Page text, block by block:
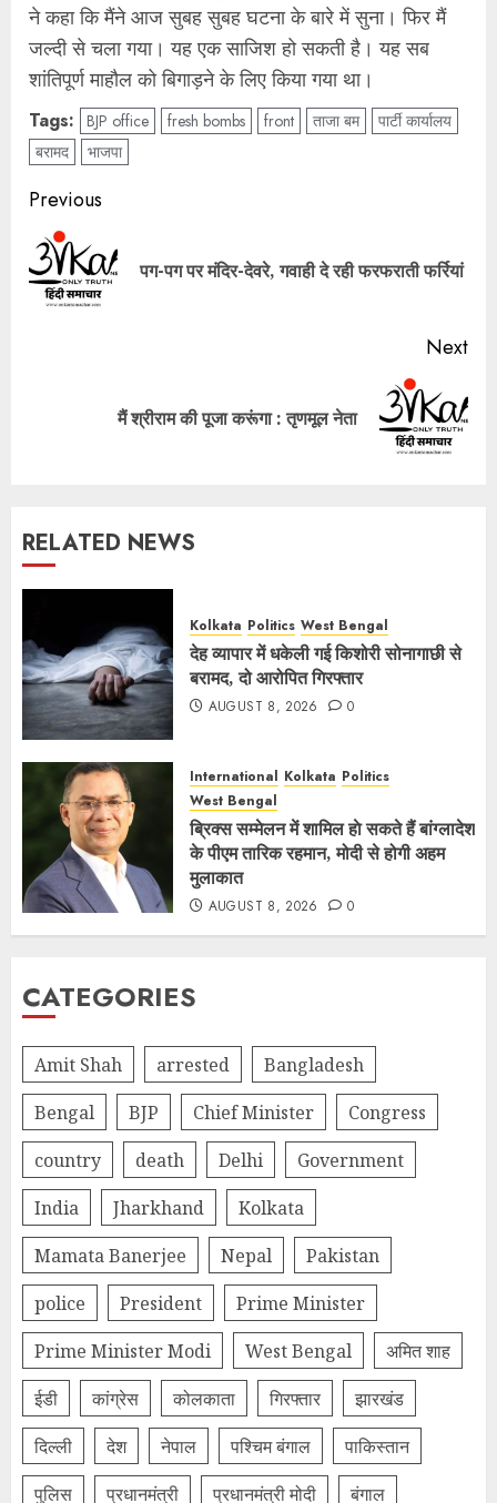
ने कहा कि मैंने आज सुबह सुबह घटना के बारे में सुना। फिर मैं
जल्दी से चला गया। यह एक साजिश हो सकती है। यह सब
शांतिपूर्ण माहौल को बिगाड़ने के लिए किया गया था।
Tags: BJP office fresh bombs front ताजा बम
पार्टी कार्यालय
बरामद
भाजपा
Post
navigation
Previous
पग-पग पर मंदिर-देवरे, गवाही दे रही फरफराती फर्रियां
Next
मैं श्रीराम की पूजा करूंगा : तृणमूल नेता
RELATED NEWS
Kolkata Politics West Bengal
देह व्यापार में धकेली गई किशोरी सोनागाछी से
बरामद, दो आरोपित गिरफ्तार
AUGUST 8, 2026 0
International Kolkata Politics
West Bengal
ब्रिक्स सम्मेलन में शामिल हाे सकते हैं बांग्लादेश
के पीएम तारिक रहमान, मोदी से होगी अहम
मुलाकात
AUGUST 8, 2026 0
CATEGORIES
Amit Shah arrested
Bangladesh
Bengal
BJP Chief Minister
Congress
country
death Delhi
Government
India
Jharkhand
Kolkata
Mamata Banerjee
Nepal
Pakistan
police
President
Prime Minister
Prime Minister Modi
West Bengal
अमित शाह
ईडी
कांग्रेस कोलकाता गिरफ्तार
झारखंड
दिल्‍ली
देश नेपाल पश्चिम बंगाल
पाकिस्तान
पुलिस
प्रधानमंत्री प्रधानमंत्री मोदी बंगाल